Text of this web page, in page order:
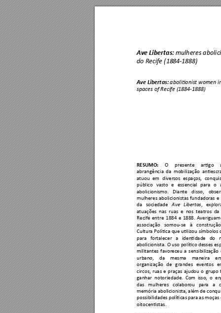
Ave Libertas: mulheres
do Recife (1884-1888)
Ave Libertas: abolitionist women
spaces of Recife (1884-1888)
RESUMO: O presente artigo
abrangência da mobilização
atuou em diversos espaços, conqu
público vasto e essencial para o
abolicionismo.
Diante disso,
mulheres abolicionistas fundadoras e
da
sociedade Ave Libertas
atuações nas ruas e nos teatros da
Recife entre 1884 e 1888.
associação
somou-se à
Cultura Política que utilizou símbolos
para
fortalecer a identidade do
abolicionista. O uso político desses
militantes favoreceu a sensibilização
urbano,
da mesma maneira
organização de grandes eventos
circos, ruas e praças ajudou o grupo
ganhar notoriedade. Com isso, o
das
mulheres colaborou para a
memória abolicionista, além de
possibilidades políticas para as
oitocentistas.